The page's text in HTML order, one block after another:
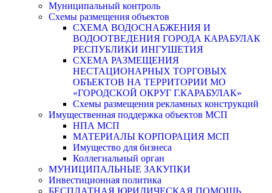
Муниципальный контроль
Схемы размещения объектов
СХЕМА ВОДОСНАБЖЕНИЯ И
ВОДООТВЕДЕНИЯ ГОРОДА КАРАБУЛАК
РЕСПУБЛИКИ ИНГУШЕТИЯ
СХЕМА РАЗМЕЩЕНИЯ
НЕСТАЦИОНАРНЫХ ТОРГОВЫХ
ОБЪЕКТОВ НА ТЕРРИТОРИИ МО
«ГОРОДСКОЙ ОКРУГ Г.КАРАБУЛАК»
Схемы размещения рекламных конструкций
Имущественная поддержка объектов МСП
НПА МСП
МАТЕРИАЛЫ КОРПОРАЦИЯ МСП
Имущество для бизнеса
Коллегиальный орган
МУНИЦИПАЛЬНЫЕ ЗАКУПКИ
Инвестиционная политика
БЕСПЛАТНАЯ ЮРИДИЧЕСКАЯ ПОМОЩЬ